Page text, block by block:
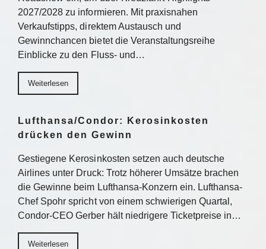
2027/2028 zu informieren. Mit praxisnahen
Verkaufstipps, direktem Austausch und
Gewinnchancen bietet die Veranstaltungsreihe
Einblicke zu den Fluss- und…
Weiterlesen
Lufthansa/Condor: Kerosinkosten
drücken den Gewinn
Gestiegene Kerosinkosten setzen auch deutsche
Airlines unter Druck: Trotz höherer Umsätze brachen
die Gewinne beim Lufthansa-Konzern ein. Lufthansa-
Chef Spohr spricht von einem schwierigen Quartal,
Condor-CEO Gerber hält niedrigere Ticketpreise in…
Weiterlesen